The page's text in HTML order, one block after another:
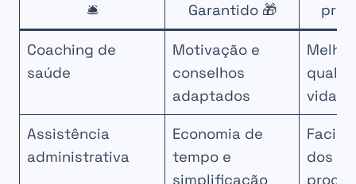
🛎️
Garantido 🎁
Coaching de
saúde
Motivação e
conselhos
adaptados
vida
Assistência
administrativa
Economia de
tempo e
simplificação
dos